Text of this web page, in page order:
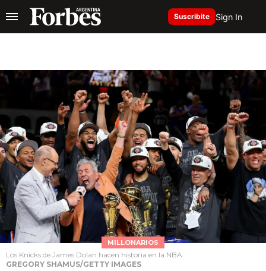
Suscribite Sign In
MILLONARIOS
Los Knicks de James Dolan hacen historia en la NBA.
GREGORY SHAMUS/GETTY IMAGES